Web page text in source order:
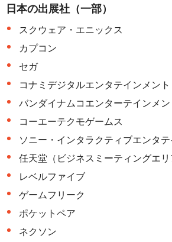
日本の出展社（一部）
スクウェア・エニックス
カプコン
セガ
コナミデジタルエンタテインメント
バンダイナムコエンターテインメン
コーエーテクモゲームス
ソニー・インタラクティブエンタテ
任天堂（ビジネスミーティングエリ
レベルファイブ
ゲームフリーク
ポケットペア
ネクソン